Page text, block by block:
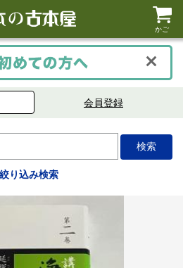
かご
会員登録
絞り込み検索